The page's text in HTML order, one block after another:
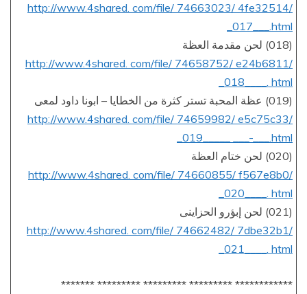
http://www.4shared. com/file/ 74663023/ 4fe32514/
_017___.html
(018) لحن مقدمة العظة
http://www.4shared. com/file/ 74658752/ e24b6811/
_018____. html
(019) عظة المحبة تستر كثرة من الخطايا – ابونا داود لمعى
http://www.4shared. com/file/ 74659982/ e5c75c33/
_019_____ ___-___.html
(020) لحن ختام العظة
http://www.4shared. com/file/ 74660855/ f567e8b0/
_020____. html
(021) لحن إبؤرو الحزاينى
http://www.4shared. com/file/ 74662482/ 7dbe32b1/
_021____. html
************ ********* ********* ********* *******